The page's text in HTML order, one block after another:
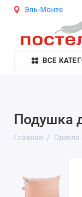
Эль-Монте
ВСЕ
Подушка
Главная Одеяла